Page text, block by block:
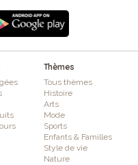
Thèmes
Tous thèmes
Histoire
Arts
Mode
Sports
Enfants & Familles
Style de vie
Nature